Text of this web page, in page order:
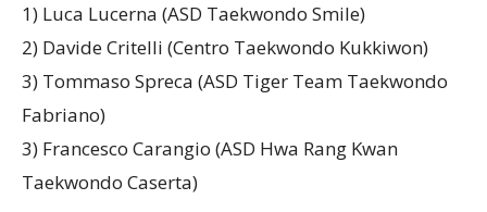
1) Luca Lucerna (ASD Taekwondo Smile)
2) Davide Critelli (Centro Taekwondo Kukkiwon)
3) Tommaso Spreca (ASD Tiger Team Taekwondo
Fabriano)
3) Francesco Carangio (ASD Hwa Rang Kwan
Taekwondo Caserta)